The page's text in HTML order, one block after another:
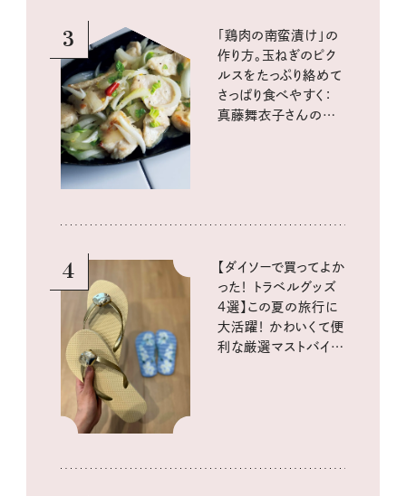
3
「鶏肉の南蛮漬け」の
作り方。玉ねぎのピク
ルスをたっぷり絡めて
さっぱり食べやすく：
真藤舞衣子さんの発
4
【ダイソーで買ってよか
った！ トラベルグッズ
4選】この夏の旅行に
大活躍！ かわいくて便
利な厳選マストバイア